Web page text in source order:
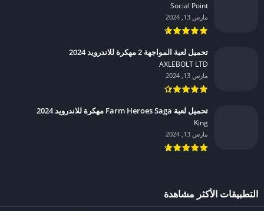
Social Point‏
مارس 13, 2024
تحميل لعبة المواجهة 2 مهكرة للاندرويد 2024
AXLEBOLT LTD‏
مارس 13, 2024
تحميل لعبة Farm Heroes Saga مهكرة للاندرويد 2024
King‏
مارس 13, 2024
التطبيقات الأكثر مشاهدة